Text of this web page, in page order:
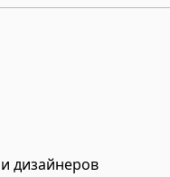
дизайнеров